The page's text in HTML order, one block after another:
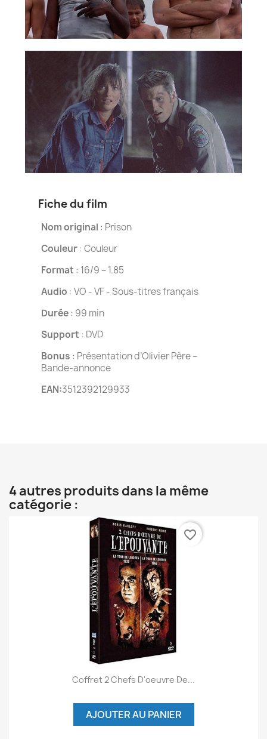
Fiche du film
Nom original : Prison
Couleur: Couleur
Format : 16/9 – 1.85
Audio : VO - VF - Sous-titres français
Durée: 99 min
Support : DVD
Bonus : Présentation d’Olivier Père –
Bande-annonce
EAN:3512392129933
4 autres produits dans la même
catégorie :
Coffret 2 Chefs D'oeuvre De...
AJOUTER AU PANIER
favorite_border